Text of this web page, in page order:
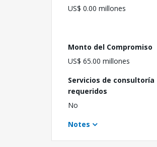
US$ 0.00 millones
Monto del Compromiso
US$ 65.00 millones
Servicios de consultoría
requeridos
No
Notes